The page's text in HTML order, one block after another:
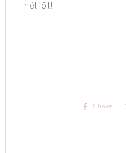
hétfőt!
Share